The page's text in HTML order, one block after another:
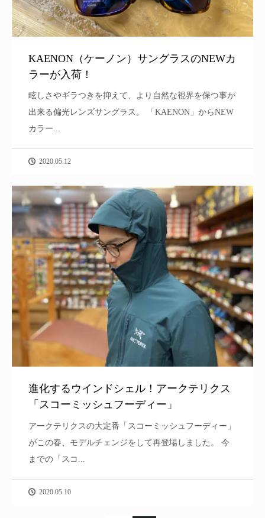
KAENON（ケーノン）サングラスのNEWカ
ラーが入荷！
眩しさやギラつきを抑えて、より自然な視界を保つ事が
出来る偏光レンズサングラス。 「KAENON」からNEW
カラー...
2020.05.12
進化するウインドシェル！アークテリクス
「スコーミッシュフーディー」
アークテリクスの大定番「スコーミッシュフーディー」
がこの春、モデルチェンジをして再登場しました。 今
までの「スコ...
2020.05.10